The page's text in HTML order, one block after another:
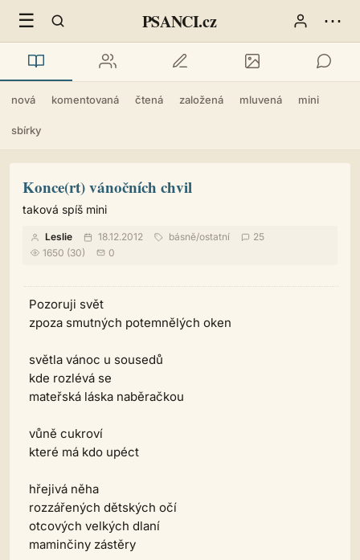
☰ PSANCI.cz ⋯
nová komentovaná čtená založená mluvená mini
sbírky
Konce(rt) vánočních chvil
taková spíš mini
Leslie 18.12.2012 básně/ostatní
25
1650 (30)
0
Pozoruji svět
zpoza smutných potemnělých oken
světla vánoc u sousedů
kde rozlévá se
mateřská láska naběračkou
vůně cukroví
které má kdo upéct
hřejivá něha
rozzářených dětských očí
otcových velkých dlaní
maminčiny zástěry